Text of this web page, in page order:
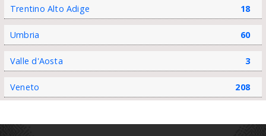
Trentino Alto Adige 18
Umbria 60
Valle d'Aosta 3
Veneto 208